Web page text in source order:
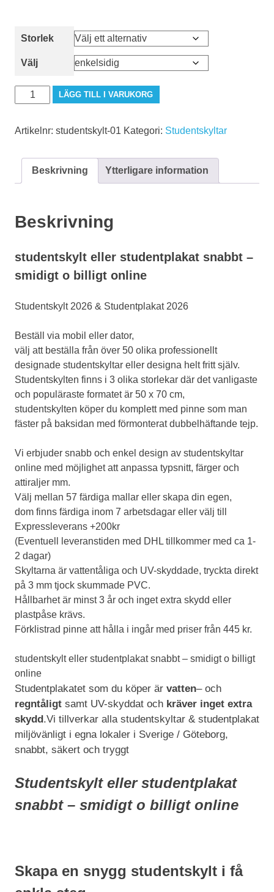
kr1.195,00
Storlek
Välj
Studentskylt-
01
LÄGG TILL I VARUKORG
Artikelnr: studentskylt-01 Kategori: Studentskyltar
Beskrivning Ytterligare information
Beskrivning
studentskylt eller studentplakat snabbt –
smidigt o billigt online
Studentskylt 2026 & Studentplakat 2026
Beställ via mobil eller dator,
välj att beställa från över 50 olika professionellt
designade studentskyltar eller designa helt fritt själv.
Studentskylten finns i 3 olika storlekar där det vanligaste
och populäraste formatet är 50 x 70 cm,
studentskylten köper du komplett med pinne som man
fäster på baksidan med förmonterat dubbelhäftande tejp.
Vi erbjuder snabb och enkel design av studentskyltar
online med möjlighet att anpassa typsnitt, färger och
attiraljer mm.
Välj mellan 57 färdiga mallar eller skapa din egen,
dom finns färdiga inom 7 arbetsdagar eller välj till
Expressleverans +200kr
(Eventuell leveranstiden med DHL tillkommer med ca 1-
2 dagar)
Skyltarna är vattentåliga och UV-skyddade, tryckta direkt
på 3 mm tjock skummade PVC.
Hållbarhet är minst 3 år och inget extra skydd eller
plastpåse krävs.
Förklistrad pinne att hålla i ingår med priser från 445 kr.
studentskylt eller studentplakat snabbt – smidigt o billigt
online
Studentplakatet som du köper är vatten– och
regntåligt samt UV-skyddat och kräver inget extra
skydd.Vi tillverkar alla studentskyltar & studentplakat
miljövänligt i egna lokaler i Sverige / Göteborg,
snabbt, säkert och tryggt
Studentskylt eller studentplakat
snabbt – smidigt o billigt online
Skapa en snygg studentskylt i få